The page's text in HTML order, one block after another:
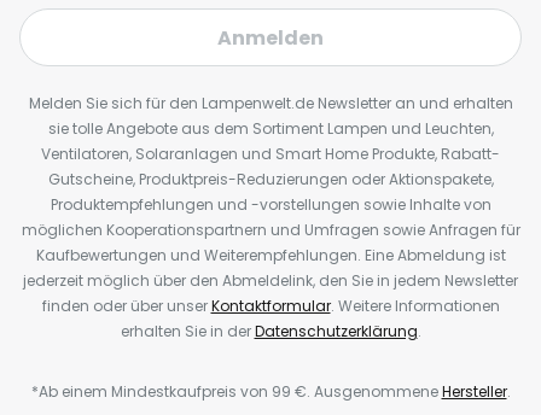
Anmelden
Melden Sie sich für den Lampenwelt.de Newsletter an und erhalten
sie tolle Angebote aus dem Sortiment Lampen und Leuchten,
Ventilatoren, Solaranlagen und Smart Home Produkte, Rabatt-
Gutscheine, Produktpreis-Reduzierungen oder Aktionspakete,
Produktempfehlungen und -vorstellungen sowie Inhalte von
möglichen Kooperationspartnern und Umfragen sowie Anfragen für
Kaufbewertungen und Weiterempfehlungen. Eine Abmeldung ist
jederzeit möglich über den Abmeldelink, den Sie in jedem Newsletter
finden oder über unserKontaktformular. Weitere Informationen
erhalten Sie in derDatenschutzerklärung.
*Ab einem Mindestkaufpreis von 99 €. AusgenommeneHersteller.